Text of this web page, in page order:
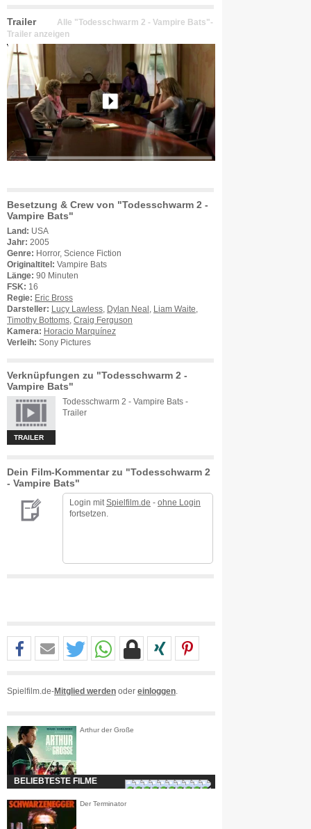
Trailer
Alle "Todesschwarm 2 - Vampire Bats"-
Trailer anzeigen
Besetzung & Crew von "Todesschwarm 2 -
Vampire Bats"
Land: USA
Jahr: 2005
Genre: Horror, Science Fiction
Originaltitel: Vampire Bats
Länge: 90 Minuten
FSK: 16
Regie: Eric Bross
Darsteller:
Lucy Lawless Dylan Neal Liam Waite
Timothy Bottoms Craig Ferguson
Kamera: Horacio Marquínez
Verleih: Sony Pictures
Verknüpfungen zu "Todesschwarm 2 -
Vampire Bats"
TRAILER
Todesschwarm 2 - Vampire Bats -
Trailer
Dein Film-Kommentar zu "Todesschwarm 2
- Vampire Bats"
Login mit Spielfilm.de - ohne Login
fortsetzen.
Spielfilm.de-Mitglied werden oder einloggen
Arthur der Große
BELIEBTESTE FILME
Der Terminator